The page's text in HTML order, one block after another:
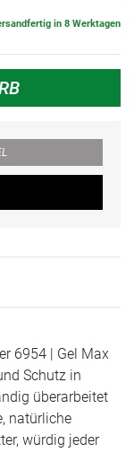
in 8 Werktagen
6954 | Gel Max
Schutz in
überarbeitet
natürliche
würdig jeder